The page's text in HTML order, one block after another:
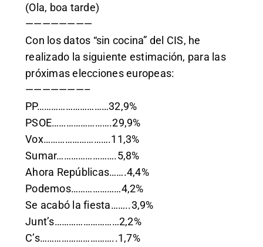
(Ola, boa tarde)
————————
Con los datos “sin cocina” del CIS, he
realizado la siguiente estimación, para las
próximas elecciones europeas:
———————–
PP…………………………32,9%
PSOE…………………….29,9%
Vox……………………….11,3%
Sumar…………………….5,8%
Ahora Repúblicas…….4,4%
Podemos…………………4,2%
Se acabó la fiesta……..3,9%
Junt’s………………………2,2%
C’s…………………………..1,7%